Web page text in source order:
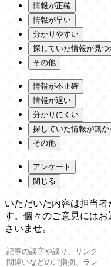
情報が正確
情報が早い
分かりやすい
探していた情報が見つ
その他
情報が不正確
情報が遅い
分かりにくい
探していた情報が無か
その他
アンケート
閉じる
いただいた内容は担当
す。個々のご意見には
さいませ。